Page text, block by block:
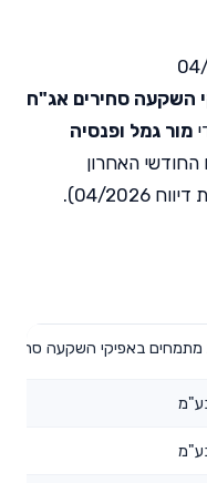
השקעה סחירים אג"ח
מור גמל ופנסיה
החודשי האחרון
2026).
מתמחים באפיקי השקעה